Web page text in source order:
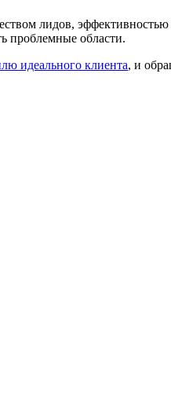
лидов,
проблемные области.
идеального клиента, и